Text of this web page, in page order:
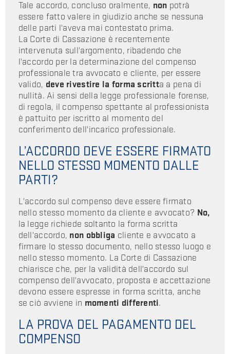
Tale accordo, concluso oralmente, non potrà
essere fatto valere in giudizio anche se nessuna
delle parti l'aveva mai contestato prima.
La Corte di Cassazione è recentemente
intervenuta sull'argomento, ribadendo che
l'accordo per la determinazione del compenso
professionale tra avvocato e cliente, per essere
valido, deve rivestire la forma scritta a pena di
nullità. Ai sensi della legge professionale forense,
di regola, il compenso spettante al professionista
è pattuito per iscritto al momento del
conferimento dell'incarico professionale.
L’ACCORDO DEVE ESSERE FIRMATO
NELLO STESSO MOMENTO DALLE
PARTI?
L'accordo sul compenso deve essere firmato
nello stesso momento da cliente e avvocato? No,
la legge richiede soltanto la forma scritta
dell'accordo, non obbliga cliente e avvocato a
firmare lo stesso documento, nello stesso luogo e
nello stesso momento. La Corte di Cassazione
chiarisce che, per la validità dell'accordo sul
compenso dell'avvocato, proposta e accettazione
devono essere espresse in forma scritta, anche
se ciò avviene in momenti differenti.
LA PROVA DEL PAGAMENTO DEL
COMPENSO